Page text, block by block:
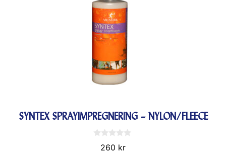
SYNTEX SPRAYIMPREGNERING – NYLON/FLEECE
260 kr